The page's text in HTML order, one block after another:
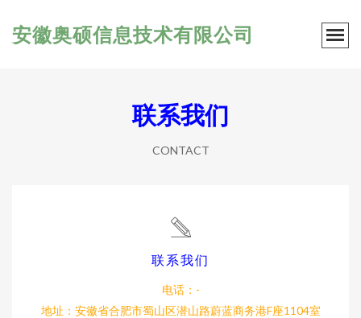
安徽奥硕信息技术有限公司
联系我们
CONTACT
联系我们
电话：-
地址：安徽省合肥市蜀山区潜山路蔚蓝商务港F座1104室